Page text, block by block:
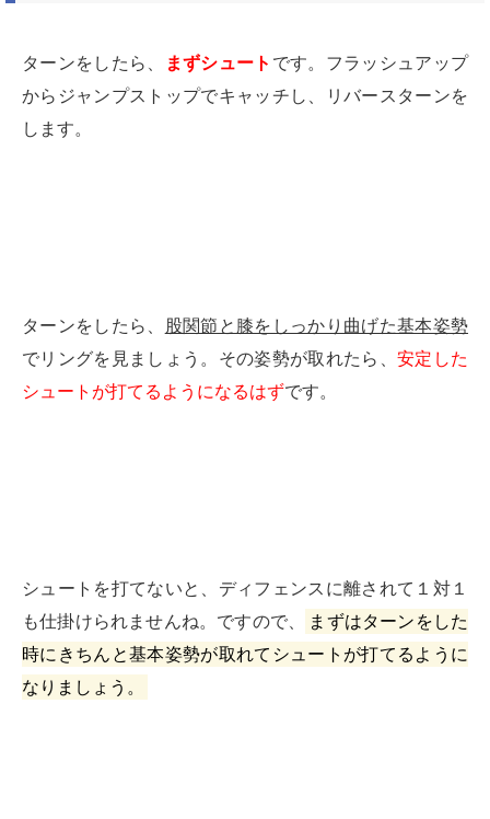
ターンをしたら、 まずシュート です。 フラッシュアップ
からジャンプストップでキャッチし、リバースターンを
します。
ターンをしたら、
股関節と膝をしっかり曲げた基本姿勢
でリングを見ましょう。 その姿勢が取れたら、安定した
シュートが打てるようになるはずです。
シュートを打てないと、ディフェンスに離されて１対１
も仕掛けられませんね。 ですので、
まずはターンをした
時にきちんと基本姿勢が取れてシュートが打てるように
なりましょう。